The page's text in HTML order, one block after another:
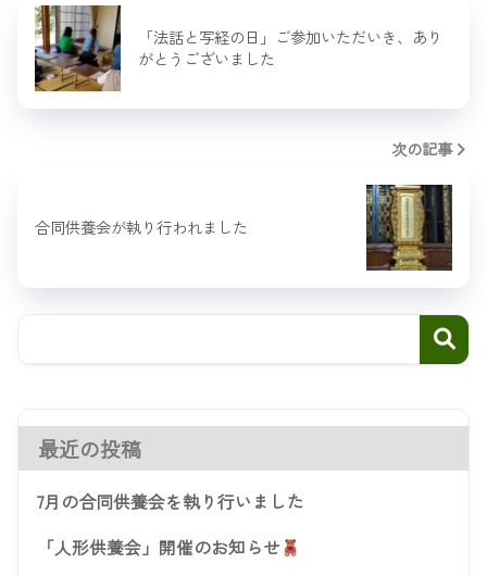
「法話と写経の日」ご参加いただいき、あり
がとうございました
次の記事
合同供養会が執り行われました
最近の投稿
7月の合同供養会を執り行いました
「人形供養会」開催のお知らせ